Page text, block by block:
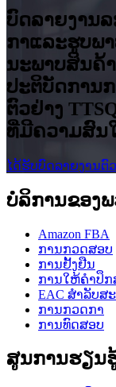
ບົດ​ລາຍ​ງານ​
ກາ​ແລະ​ຮູບ​ພ
ນະ​ພາບ​ສິນ​ຄ້
ປະ​ຕິ​ບັດ​ການ​
ຕົວຢ່າງ
ທີ່ມີຄວາມສົນ
ໄດ້ຮັບບົດລາຍງານຕົ
ບໍລິການຂອງພ
Amazon FBA
ການກວດສອບ
ການຢັ້ງຢືນ
ການໃຫ້ຄໍາປຶກ
EAC ສໍາລັບສ
ການກວດກາ
ການທົດສອບ
ສູນການຮຽນ